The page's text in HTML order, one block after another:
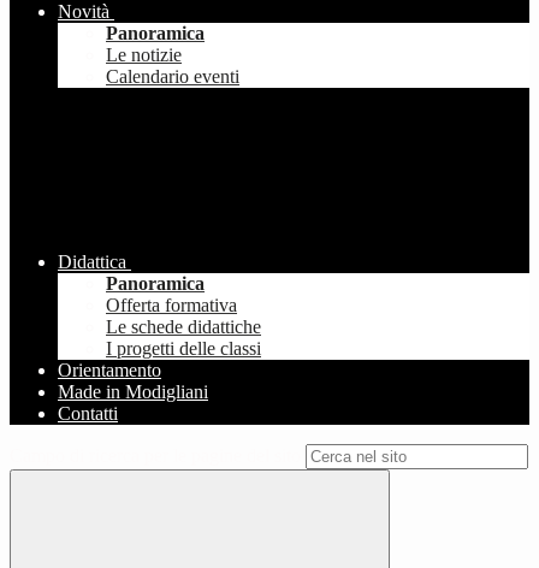
Novità
Panoramica
Le notizie
Calendario eventi
Didattica
Panoramica
Offerta formativa
Le schede didattiche
I progetti delle classi
Orientamento
Made in Modigliani
Contatti